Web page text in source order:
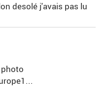
desolé j'avais pas lu